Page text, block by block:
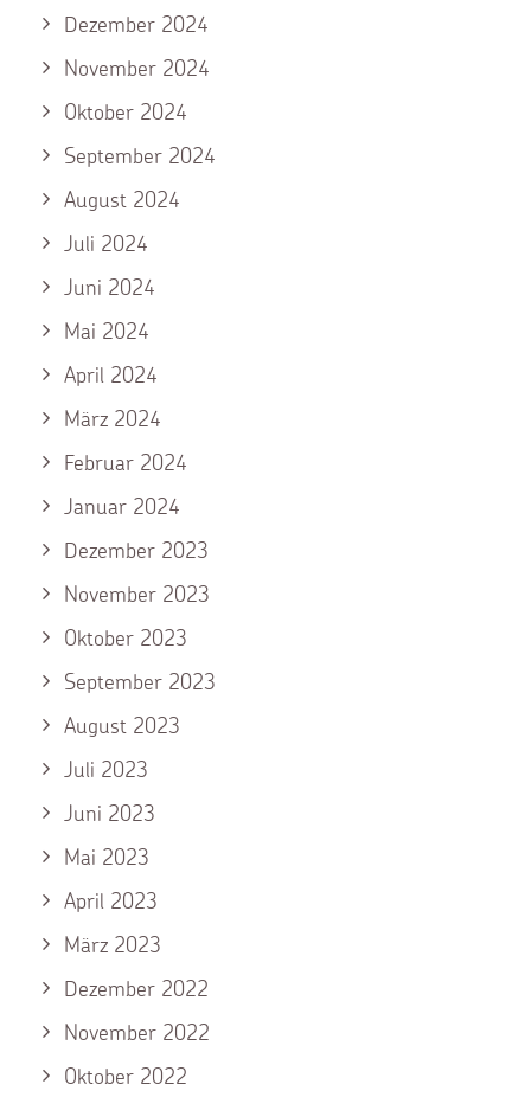
Dezember 2024
November 2024
Oktober 2024
September 2024
August 2024
Juli 2024
Juni 2024
Mai 2024
April 2024
März 2024
Februar 2024
Januar 2024
Dezember 2023
November 2023
Oktober 2023
September 2023
August 2023
Juli 2023
Juni 2023
Mai 2023
April 2023
März 2023
Dezember 2022
November 2022
Oktober 2022